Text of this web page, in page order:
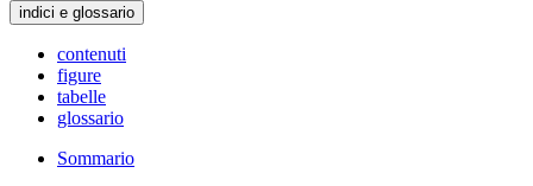
indici e glossario
contenuti
figure
tabelle
glossario
Sommario